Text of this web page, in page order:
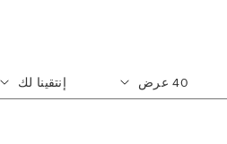
40 عرض إنتقينا لك